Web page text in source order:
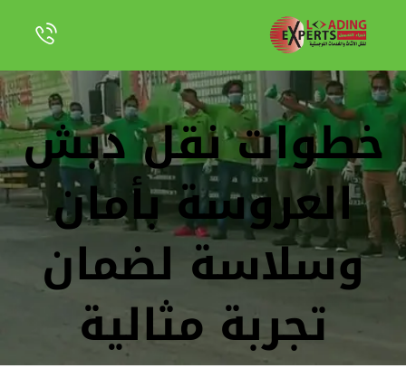
خطوات نقل دبش
العروسة بأمان
وسلاسة لضمان
تجربة مثالية